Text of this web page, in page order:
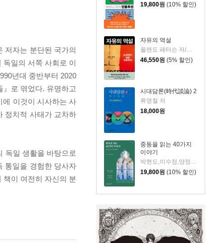
19,800원 (10% 할인)
자유의 역설
46,550원 (5% 할인)
시대담론(時代談論) 2
류영철 저
18,000원
중동을 읽는 40가지
이야기
박현도,이수정,양정아 저
19,800원 (10% 할인)
저자는 분단된 국가의
일의 서쪽 사회로 이
년대 중반부터 2020
로 엮었다. 유명하고
에 이것이 시사하는 사
정치적 사태가 교차하
독일 생활을 바탕으로
통일을 경험한 당사자
이 여전히 자신의 분